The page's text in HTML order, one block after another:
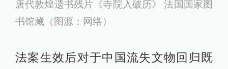
唐代敦煌遗书残片《寺院入破历》 法国国家图
书馆藏（图源：网络）
法案生效后对于中国流失文物回归既